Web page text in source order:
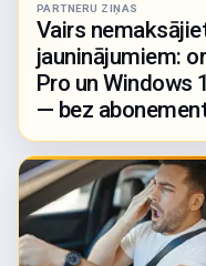
PARTNERU ZIŅAS
Vairs
jauninājumiem:
Pro un Windows
— bez